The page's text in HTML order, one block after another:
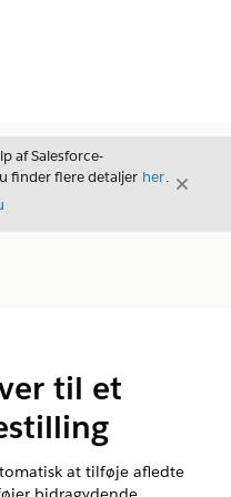
af Salesforce-
finder flere detaljer her.
Luk
til et
at tilføje afledte